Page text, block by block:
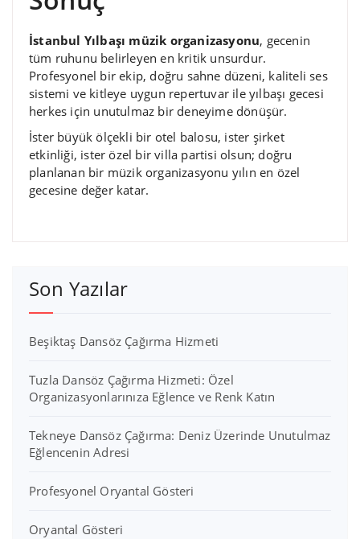
İstanbul Yılbaşı müzik organizasyonu, gecenin
tüm ruhunu belirleyen en kritik unsurdur.
Profesyonel bir ekip, doğru sahne düzeni, kaliteli ses
sistemi ve kitleye uygun repertuvar ile yılbaşı gecesi
herkes için unutulmaz bir deneyime dönüşür.
İster büyük ölçekli bir otel balosu, ister şirket
etkinliği, ister özel bir villa partisi olsun; doğru
planlanan bir müzik organizasyonu yılın en özel
gecesine değer katar.
Son Yazılar
Beşiktaş Dansöz Çağırma Hizmeti
Tuzla Dansöz Çağırma Hizmeti: Özel
Organizasyonlarınıza Eğlence ve Renk Katın
Tekneye Dansöz Çağırma: Deniz Üzerinde Unutulmaz
Eğlencenin Adresi
Profesyonel Oryantal Gösteri
Oryantal Gösteri